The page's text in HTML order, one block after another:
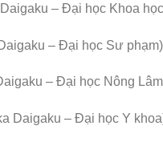
– Đại học Khoa
– Đại học Sư phạm)
– Đại học Nông
Daigaku – Đại học Y